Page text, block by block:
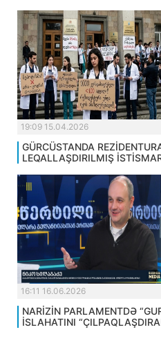
19:09 15.04.2026
GÜRCÜSTANDA
LEQALLAŞDIRILMIŞ
16:11 16.06.2026
NARİZİN PARLAMENTDƏ
İSLAHATINI